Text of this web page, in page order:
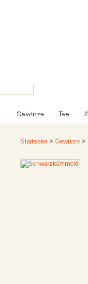
Gewürze Tee
Startseite > Gewürze >